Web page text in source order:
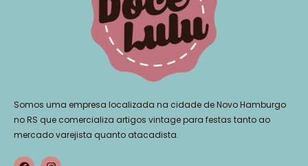
Somos uma empresa localizada na cidade de Novo Hamburgo
no RS que comercializa artigos vintage para festas tanto ao
mercado varejista quanto atacadista.